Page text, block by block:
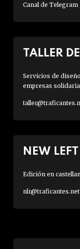
Canal de Telegram
TALLER
Servicios de
empresas
NEW
Edición en
nlr@traficantes.net